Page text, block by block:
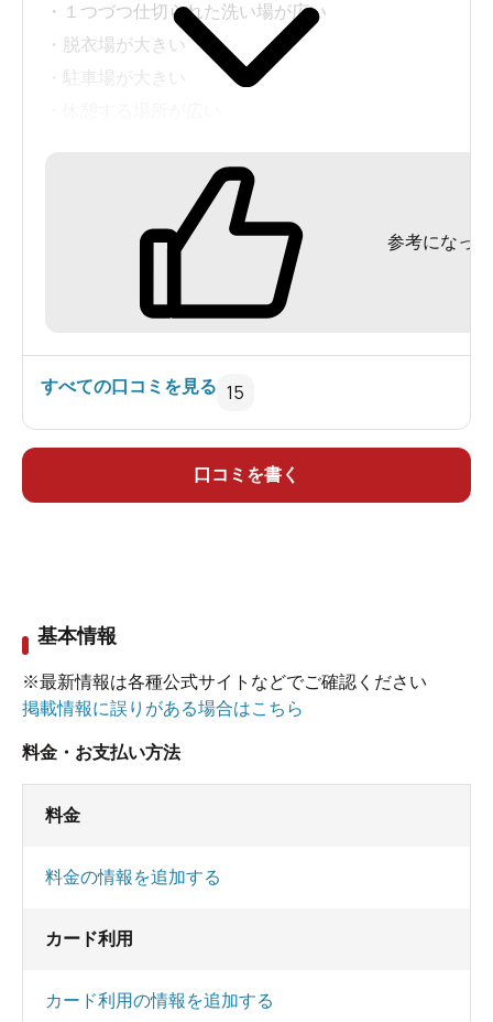
・１つづつ仕切られた洗い場が広い
・脱衣場が大きい
・駐車場が大きい
・とりあえずサウナがある
・加水してるくせに熱い
・サウナ熱すぎ
（とまっている車が見えました）
本皮のソファーはオイルでお手入れされてないの
でしょうか？
ボロボロになって来ています。
す。
のでしょう。
サウナが熱すぎて、お尻と足の裏が焼けどしそう
リンプーだったのもがっかり。
参考になった
すべての口コミを見る 15
口コミを書く
基本情報
※最新情報は各種公式サイトなどでご確認ください
掲載情報に誤りがある場合はこちら
料金・お支払い方法
料金
料金の情報を追加する
カード利用
カード利用の情報を追加する